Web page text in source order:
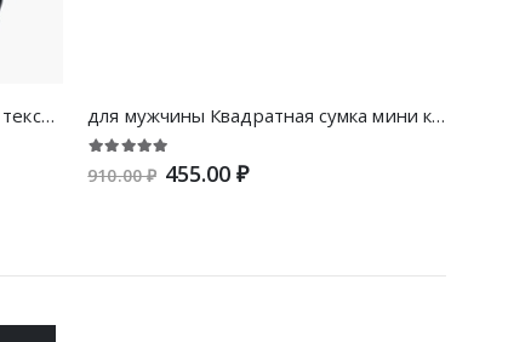
для мужчины Сумка-слинг мини с текстовой заплатой для мужчины Квадратная сумка мини контрастный
910.00 ₽ 455.00 ₽